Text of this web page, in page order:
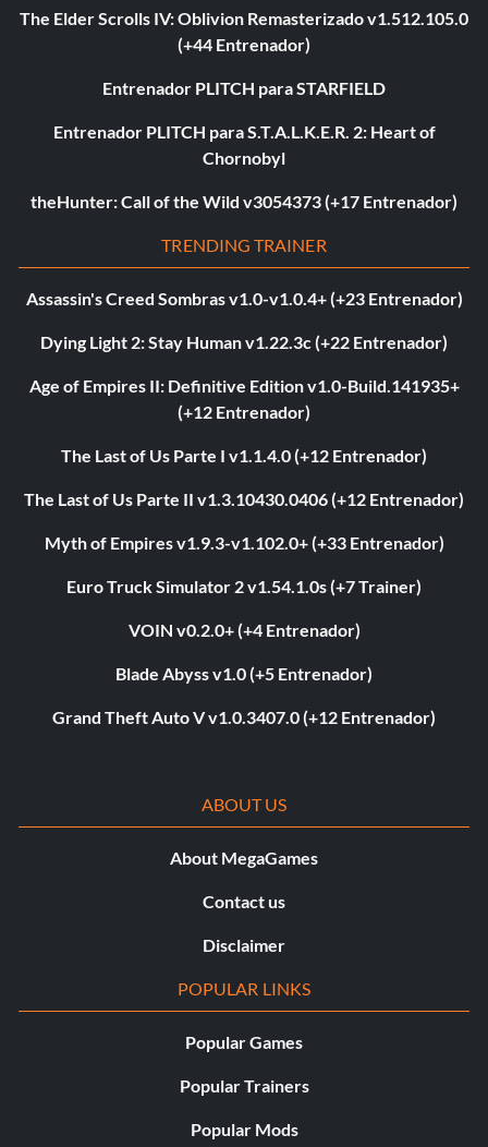
The Elder Scrolls IV: Oblivion Remasterizado v1.512.105.0
(+44 Entrenador)
Entrenador PLITCH para STARFIELD
Entrenador PLITCH para S.T.A.L.K.E.R. 2: Heart of
Chornobyl
theHunter: Call of the Wild v3054373 (+17 Entrenador)
TRENDING TRAINER
Assassin's Creed Sombras v1.0-v1.0.4+ (+23 Entrenador)
Dying Light 2: Stay Human v1.22.3c (+22 Entrenador)
Age of Empires II: Definitive Edition v1.0-Build.141935+
(+12 Entrenador)
The Last of Us Parte I v1.1.4.0 (+12 Entrenador)
The Last of Us Parte II v1.3.10430.0406 (+12 Entrenador)
Myth of Empires v1.9.3-v1.102.0+ (+33 Entrenador)
Euro Truck Simulator 2 v1.54.1.0s (+7 Trainer)
VOIN v0.2.0+ (+4 Entrenador)
Blade Abyss v1.0 (+5 Entrenador)
Grand Theft Auto V v1.0.3407.0 (+12 Entrenador)
ABOUT US
About MegaGames
Contact us
Disclaimer
POPULAR LINKS
Popular Games
Popular Trainers
Popular Mods